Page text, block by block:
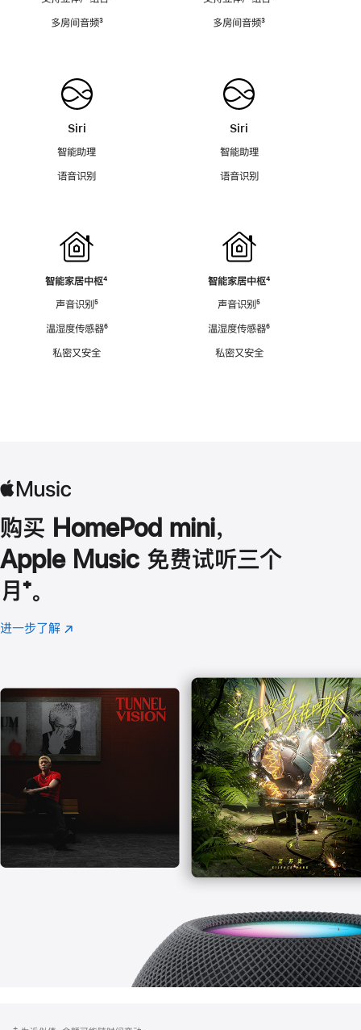
多房间音频脚
³
Siri
智能助理
语音识别
智能家居中枢脚
⁴
声音识别脚
⁵
温湿度传感器脚
⁶
私密又安全
多房间音频脚
³
Siri
智能助理
语音识别
智能家居中枢脚
⁴
声音识别脚
⁵
温湿度传感器脚
⁶
私密又安全
购买 HomePod mini，
Apple Music 免费试听三个
月 脚
注
⁺。
进一步了解 Apple
(在
口
中
打
开)